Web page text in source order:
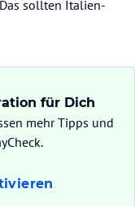
sollten Italien-
für Dich
mehr Tipps und